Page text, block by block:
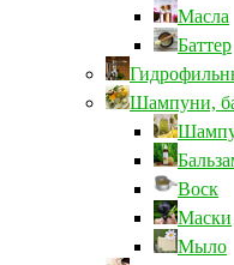
Масла
Баттер
Шампуни,
Воск
Маски
Мыло